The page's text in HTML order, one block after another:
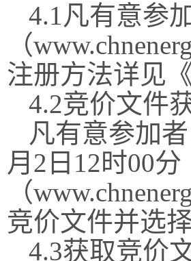
4.1凡有意参
（
注册方法详见《
4.2竞价文件
凡有意参加者
月 2 日 12时00分
（
竞价文件并选
4.3获取竞价